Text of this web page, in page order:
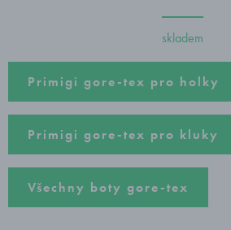
skladem
Primigi gore-tex pro holky
Primigi gore-tex pro kluky
Všechny boty gore-tex